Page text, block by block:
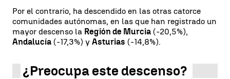
Por el contrario, ha descendido en las otras catorce
comunidades autónomas, en las que han registrado un
mayor descenso la Región de Murcia (-20,5%),
Andalucía (-17,3%) y Asturias (-14,8%).
¿Preocupa este descenso?